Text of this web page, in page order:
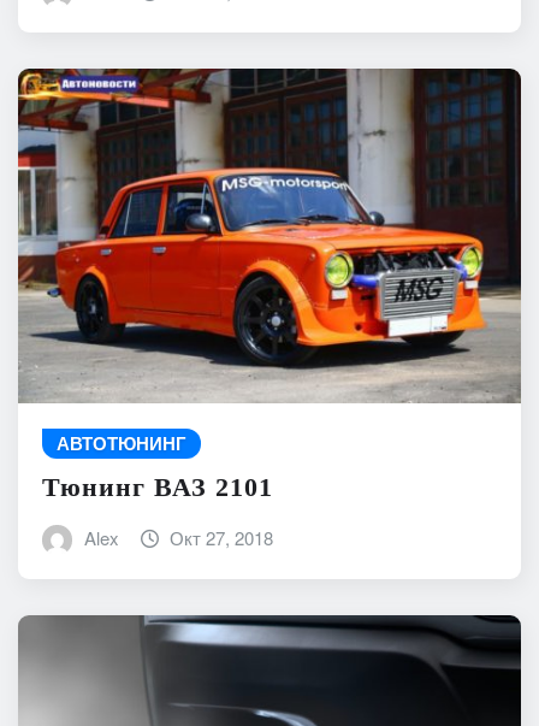
АВТОТЮНИНГ
Тюнинг ВАЗ 2101
Alex Окт 27, 2018